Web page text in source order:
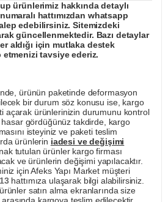
ürünlerimiz hakkında detaylı
hattımızdan whatsapp
edebilirsiniz. Sitemizdeki
güncellenmektedir. Bazı detaylar
aldığı için mutlaka destek
etmenizi tavsiye ederiz.
ürünün paketinde deformasyon
bir durum söz konusu ise, kargo
açarak ürünlerinizin durumunu kontrol
gördüğünüz takdirde, kargo
isteyiniz ve paketi teslim
ürünlerin iadesi ve değişimi
tutulan ürünler kargo firması
ve ürünlerin değişimi yapılacaktır.
için Afeks Yapı Market müşteri
hattımıza ulaşarak bilgi alabilirsiniz.
satın alma ekranlarında size